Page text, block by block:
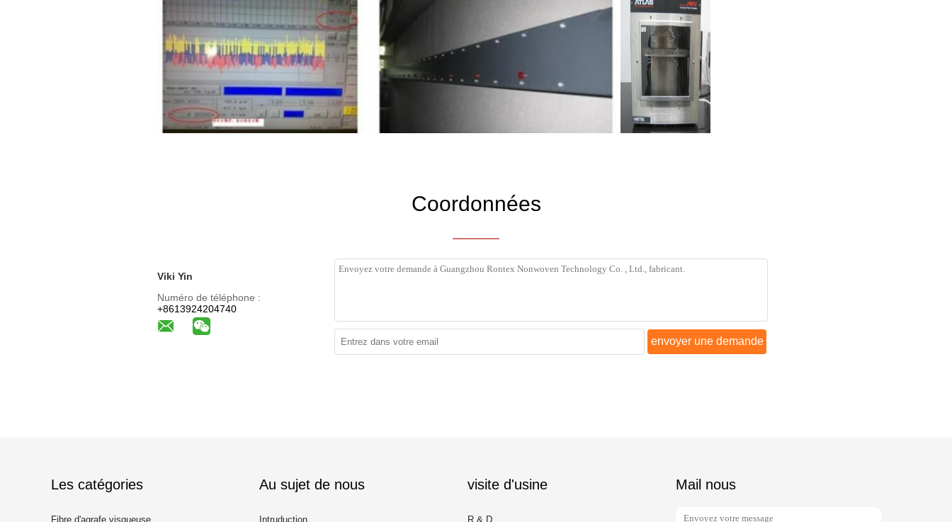
Coordonnées
Viki Yin
Numéro de téléphone :
+8613924204740
envoyer une demande
Les catégories
Fibre d'agrafe visqueuse
Au sujet de nous
Intruduction
visite d'usine
R & D
Mail nous